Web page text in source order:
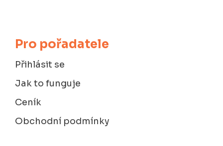
Pro pořadatele
Přihlásit se
Jak to funguje
Ceník
Obchodní podmínky